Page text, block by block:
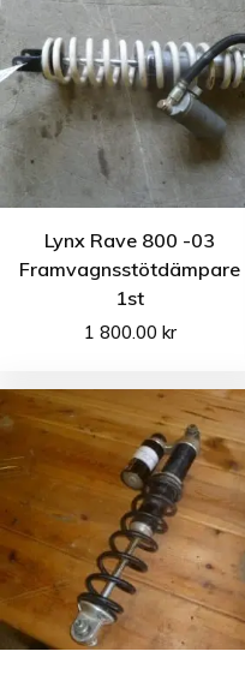
Lynx Rave 800 -03
Framvagnsstötdämpare
1st
1 800.00 kr